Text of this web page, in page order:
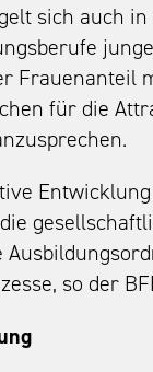
sich auch
Frauenanteil
für die
so der